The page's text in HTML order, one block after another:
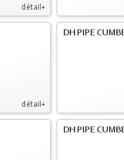
détail+
détail+
DH PIPE
DH PIPE